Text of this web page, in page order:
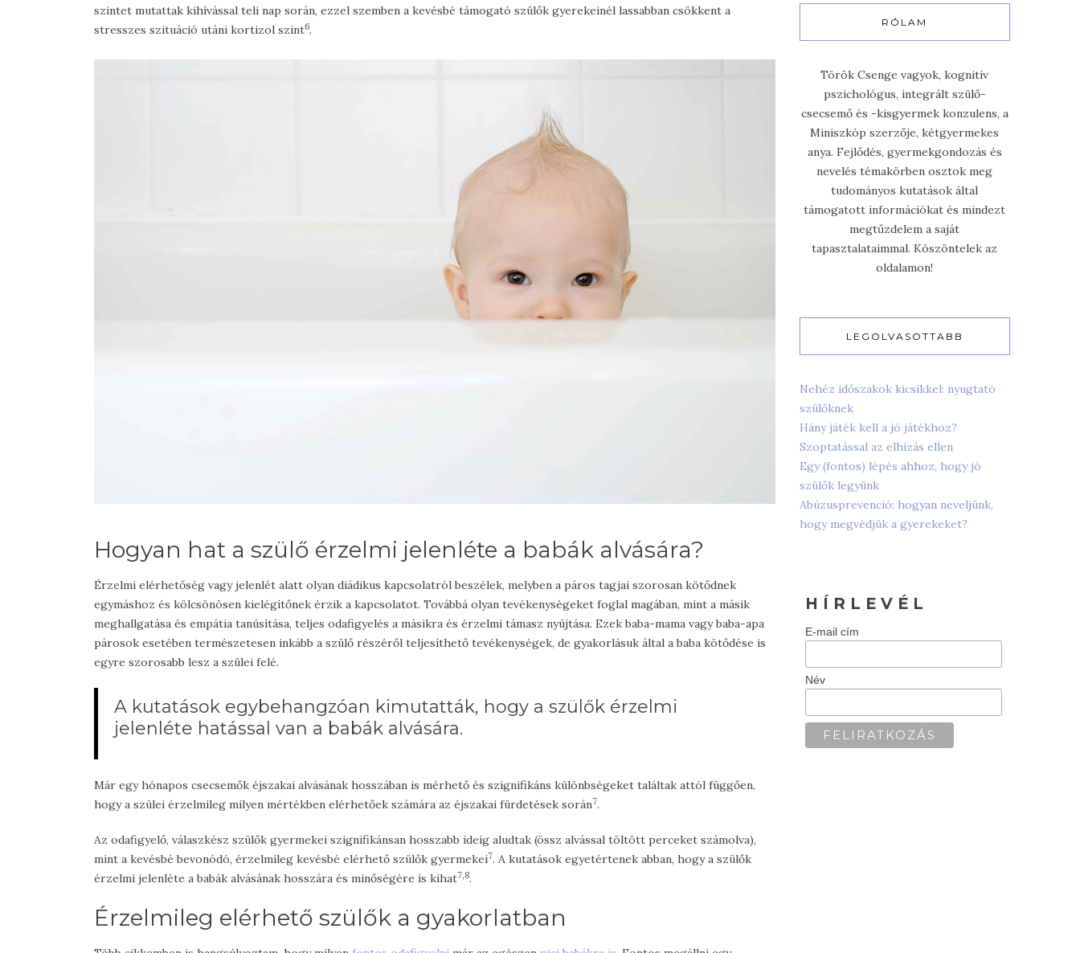
szintet mutattak kihívással teli nap során, ezzel szemben a kevésbé támogató szülők gyerekeinél lassabban csökkent a
stresszes szituáció utáni kortizol szint6.
Hogyan hat a szülő érzelmi jelenléte a babák alvására?
Érzelmi elérhetőség vagy jelenlét alatt olyan diádikus kapcsolatról beszélek, melyben a páros tagjai szorosan kötődnek
egymáshoz és kölcsönösen kielégítőnek érzik a kapcsolatot. Továbbá olyan tevékenységeket foglal magában, mint a másik
meghallgatása és empátia tanúsítása, teljes odafigyelés a másikra és érzelmi támasz nyújtása. Ezek baba-mama vagy baba-apa
párosok esetében természetesen inkább a szülő részéről teljesíthető tevékenységek, de gyakorlásuk által a baba kötődése is
egyre szorosabb lesz a szülei felé.
A kutatások egybehangzóan kimutatták, hogy a szülők érzelmi
jelenléte hatással van a babák alvására.
Már egy hónapos csecsemők éjszakai alvásának hosszában is mérhető és szignifikáns különbségeket találtak attól függően,
hogy a szülei érzelmileg milyen mértékben elérhetőek számára az éjszakai fürdetések során7.
Az odafigyelő, válaszkész szülők gyermekei szignifikánsan hosszabb ideig aludtak (össz alvással töltött perceket számolva),
mint a kevésbé bevonódó, érzelmileg kevésbé elérhető szülők gyermekei7. A kutatások egyetértenek abban, hogy a szülők
érzelmi jelenléte a babák alvásának hosszára és minőségére is kihat7,8.
Érzelmileg elérhető szülők a gyakorlatban
RÓLAM
Török Csenge vagyok, kognitív
pszichológus, integrált szülő-
csecsemő és -kisgyermek konzulens, a
Miniszkóp szerzője, kétgyermekes
anya. Fejlődés, gyermekgondozás és
nevelés témakörben osztok meg
tudományos kutatások által
támogatott információkat és mindezt
megtűzdelem a saját
tapasztalataimmal. Köszöntelek az
oldalamon!
LEGOLVASOTTABB
Nehéz időszakok kicsikkel: nyugtató
szülőknek
Hány játék kell a jó játékhoz?
Szoptatással az elhízás ellen
Egy (fontos) lépés ahhoz, hogy jó
szülők legyünk
Abúzusprevenció: hogyan neveljünk,
hogy megvédjük a gyerekeket?
H Í R L E V É L
E-mail cím
Név